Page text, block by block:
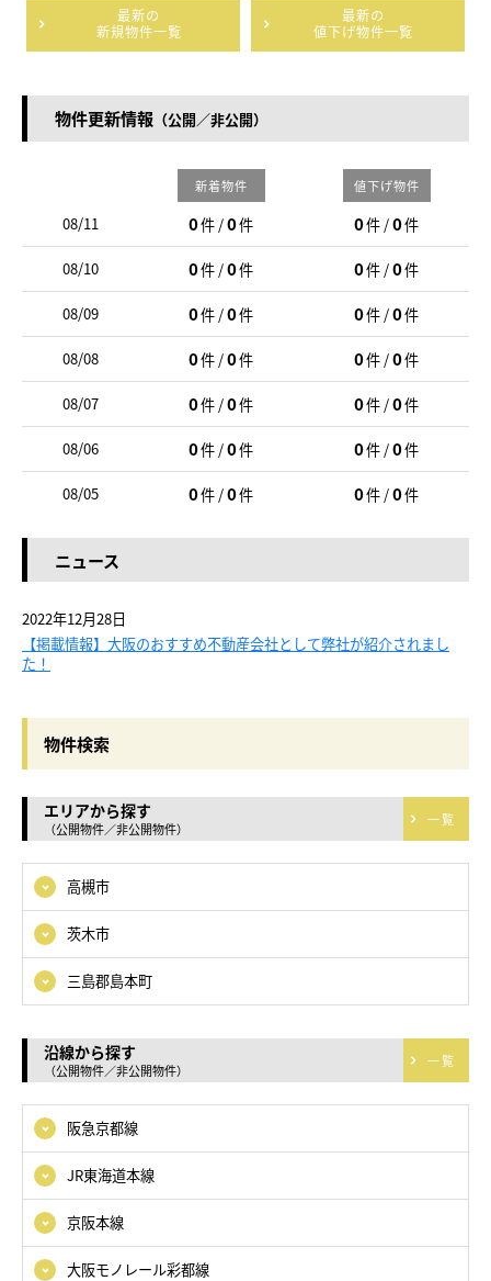
最新の
新規物件一覧
最新の
値下げ物件一覧
物件更新情報 （公開／非公開）
新着物件 値下げ物件
08/11 0件 /0件 0件 /0件
08/10 0件 /0件 0件 /0件
08/09 0件 /0件 0件 /0件
08/08 0件 /0件 0件 /0件
08/07 0件 /0件 0件 /0件
08/06 0件 /0件 0件 /0件
08/05 0件 /0件 0件 /0件
ニュース
2022年12月28日
【掲載情報】大阪のおすすめ不動産会社として弊社が紹介されまし
た！
物件検索
エリアから探す
（公開物件／非公開物件）
一覧
高槻市
茨木市
三島郡島本町
沿線から探す
（公開物件／非公開物件）
一覧
阪急京都線
JR東海道本線
京阪本線
大阪モノレール彩都線